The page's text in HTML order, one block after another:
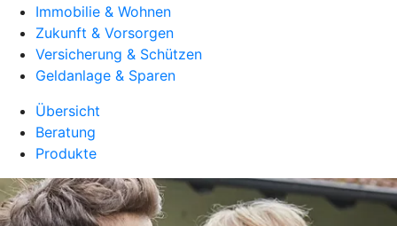
Immobilie & Wohnen
Zukunft & Vorsorgen
Versicherung & Schützen
Geldanlage & Sparen
Übersicht
Beratung
Produkte